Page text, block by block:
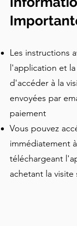
voyageurs qui
l'humour et les
visite flexible
l'emblématique
En chemin, vous
traditions locales
rencontrerez des
inattendus, y
recouvert de fleurs
imposante. La
d'histoires
drame pour la
Flânez à votre
pour des pintxos
magie de Bilbao
Les instructions
l'application et
d'accéder à la
envoyées par
paiement
Vous pouvez
immédiatement
téléchargeant
achetant la